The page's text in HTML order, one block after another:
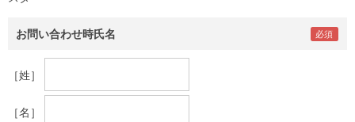
お問い合わせ時氏名
［姓］
［名］